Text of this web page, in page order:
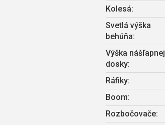
Kolesá:
Svetlá výška
behúňa:
Výška nášľapnej
dosky:
Ráfiky:
Boom:
Rozbočovače: